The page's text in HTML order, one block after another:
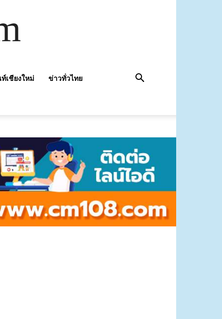
เชียงใหม่ ข่าวทั่วไทย